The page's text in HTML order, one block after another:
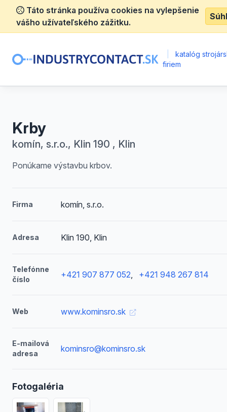
Táto stránka používa cookies na vylepšenie
vášho užívateľského zážitku.
katalóg
firiem
Krby
komín, s.r.o., Klin 190 , Klin
Ponúkame výstavbu krbov.
Firma komín, s.r.o.
Adresa Klin 190, Klin
Telefónne
číslo
+421 907 877 052, +421 948 267 814
Web www.kominsro.sk
E-mailová
adresa
kominsro@kominsro.sk
Fotogaléria